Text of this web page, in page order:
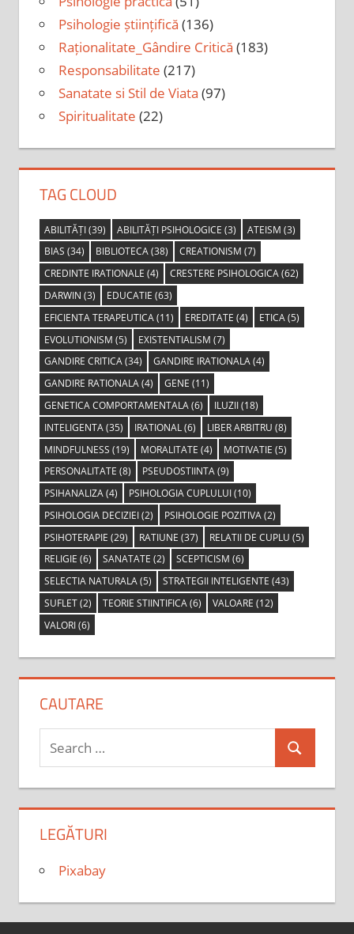
Psihologie științifică (136)
Raționalitate_Gândire Critică (183)
Responsabilitate (217)
Sanatate si Stil de Viata (97)
Spiritualitate (22)
TAG CLOUD
ABILITĂȚI(39) ABILITĂȚI PSIHOLOGICE (3) ATEISM (3)
BIAS (34) BIBLIOTECA(38) CREATIONISM (7)
CREDINTE IRATIONALE (4) CRESTERE PSIHOLOGICA(62)
DARWIN (3) EDUCATIE (63)
EFICIENTA TERAPEUTICA(11) EREDITATE (4) ETICA(5)
EVOLUTIONISM (5) EXISTENTIALISM (7)
GANDIRE CRITICA(34) GANDIRE IRATIONALA(4)
GANDIRE RATIONALA(4) GENE (11)
GENETICA COMPORTAMENTALA(6) ILUZII(18)
INTELIGENTA(35) IRATIONAL(6) LIBER ARBITRU (8)
MINDFULNESS (19) MORALITATE (4) MOTIVATIE (5)
PERSONALITATE (8) PSEUDOSTIINTA(9)
PSIHANALIZA(4) PSIHOLOGIA CUPLULUI(10)
PSIHOLOGIA DECIZIEI(2) PSIHOLOGIE POZITIVA(2)
PSIHOTERAPIE (29) RATIUNE (37) RELATII DE CUPLU (5)
RELIGIE (6) SANATATE (2) SCEPTICISM (6)
SELECTIA NATURALA(5) STRATEGII INTELIGENTE (43)
SUFLET(2) TEORIE STIINTIFICA(6) VALOARE (12)
VALORI(6)
CAUTARE
Search
for:
Search
LEGĂTURI
Pixabay